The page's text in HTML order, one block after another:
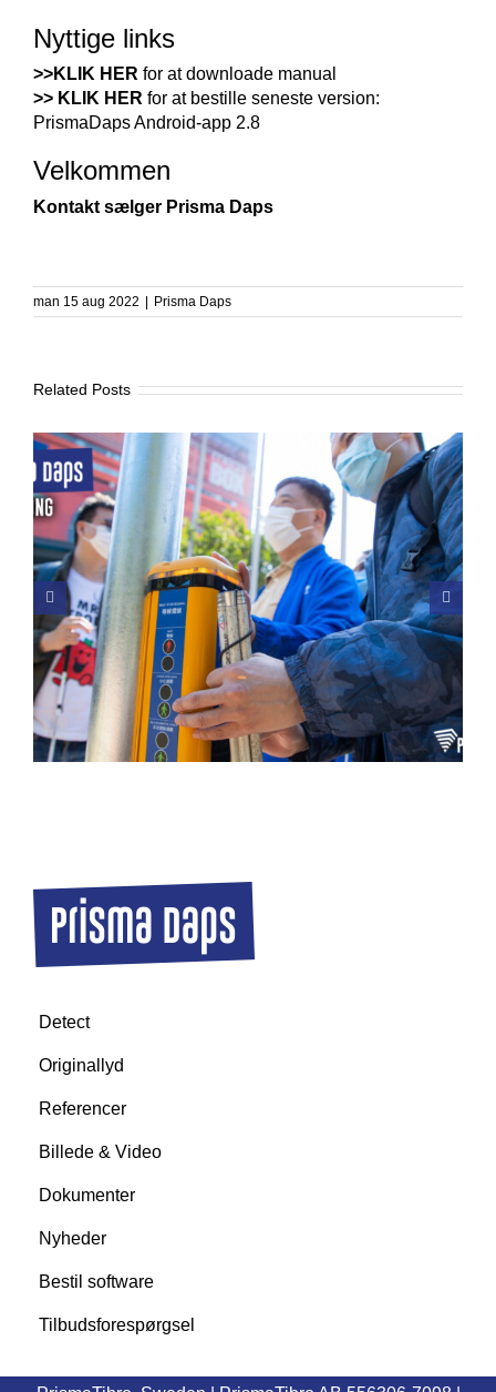
Nyttige links
>>KLIK HER for at downloade manual
>> KLIK HER for at bestille seneste version:
PrismaDaps Android-app 2.8
Velkommen
Kontakt sælger Prisma Daps
man 15 aug 2022 Prisma Daps
Related Posts
FN’s globale trafiksikkerhedsuge
Detect
Originallyd
Referencer
Billede & Video
Dokumenter
Nyheder
Bestil software
Tilbudsforespørgsel